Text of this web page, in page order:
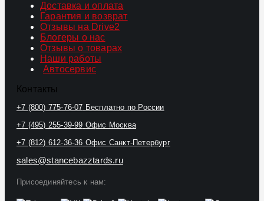
Доставка и оплата
Гарантия и возврат
Отзывы на Drive2
Блогеры о нас
Отзывы о товарах
Наши работы
Автосервис
Контакты
+7 (800) 775-76-07 Бесплатно по России
+7 (495) 255-39-99 Офис Москва
+7 (812) 612-36-36 Офис Санкт-Петербург
sales@stancebazztards.ru
Присоединяйтесь к нам: